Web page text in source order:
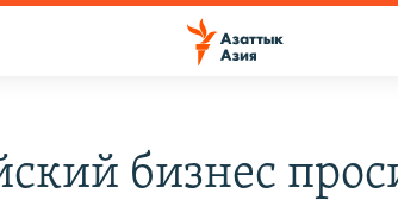
бизнес